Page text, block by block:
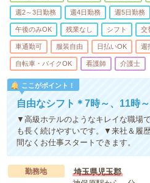
週2～3日勤務 週4日勤務 週5日勤務
午後のみOK 残業なし シフト 交
車通勤可 服装自由 日払いOK 週
自転車・バイクOK 看護師 介護士
ここがポイント！
自由なシフト＊7時～、11時
▼高級ホテルのようなキレイな職場
も長く続けやすいです。▼来社＆履
間なくお仕事スタートできます。
勤務地
埼玉県児玉郡